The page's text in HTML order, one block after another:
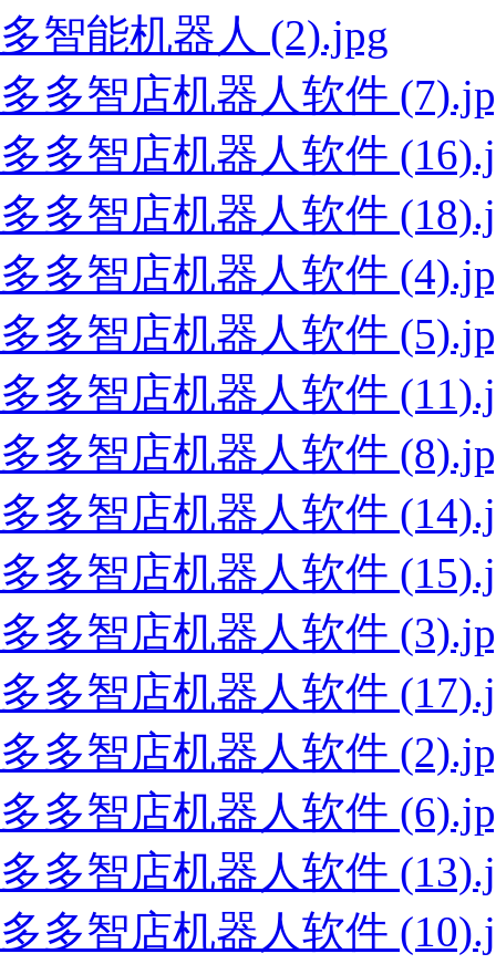
多智能机器人 (2).jpg
多多智店机器人软件
多多智店机器人软件
多多智店机器人软件
多多智店机器人软件
多多智店机器人软件
多多智店机器人软件
多多智店机器人软件
多多智店机器人软件
多多智店机器人软件
多多智店机器人软件
多多智店机器人软件
多多智店机器人软件
多多智店机器人软件
多多智店机器人软件
多多智店机器人软件